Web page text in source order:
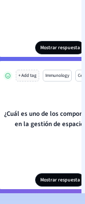
Mostrar respuesta
+ Add tag Immunology
¿Cuál es uno de los
en la gestión de
Mostrar respuesta